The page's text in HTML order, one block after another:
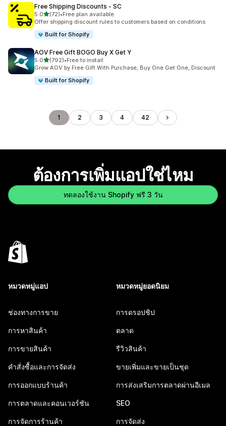
Free Shipping Discounts ‑ SC
5.0เต็ม 5 ดาว
(72)
ทั้งหมด 72 รีวิว
•Free plan available
Offer shipping discount rules to customers based on conditions
Built for Shopify
AOV Free Gift BOGO Buy X Get Y
5.0เต็ม 5 ดาว
(792)
ทั้งหมด 792 รีวิว
•Free to install
Grow AOV by Free Gift With Purchase, Buy One Get One, Discount
Built for Shopify
1 2 3 4 42
ต้องการเพิ่มแอปใช่ไหม
ทดลองใช้งาน Shopify ฟรี 3 วัน
หมวดหมู่แอป
ช่องทางการขาย
การหาสินค้า
การขายสินค้า
คำสั่งซื้อและการจัดส่ง
การออกแบบร้านค้า
การตลาดและคอนเวอร์ชัน
การจัดการร้านค้า
หมวดหมู่ยอดนิยม
การดรอปชิป
ตลาด
รีวิวสินค้า
ขายเพิ่มและขายเป็นชุด
การส่งเสริมการตลาดผ่านอีเมล
SEO
การจัดส่ง